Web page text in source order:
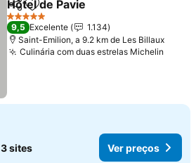
PartilharAdicionar aos favoritos
Hôtel de Pavie
5 Estrelas
9,5 Excelente
1.134
Saint-Emilion, a 9.2 km de Les Billaux
Culinária com duas estrelas Michelin
3 sites Ver preços